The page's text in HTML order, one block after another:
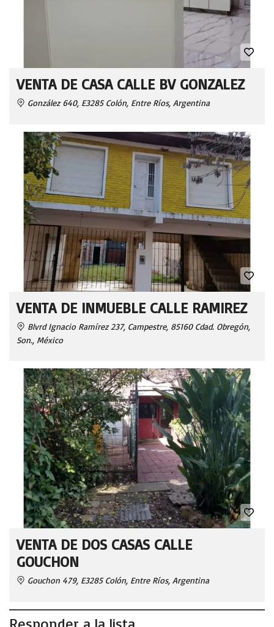
VENTA DE CASA CALLE BV GONZALEZ
González 640, E3285 Colón, Entre Ríos, Argentina
VENTA DE INMUEBLE CALLE RAMIREZ
Blvrd Ignacio Ramírez 237, Campestre, 85160 Cdad. Obregón,
Son., México
VENTA DE DOS CASAS CALLE
GOUCHON
Gouchon 479, E3285 Colón, Entre Ríos, Argentina